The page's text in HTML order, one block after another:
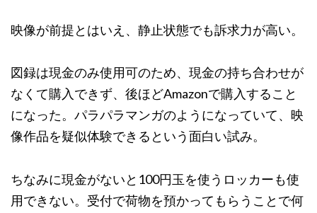
映像が前提とはいえ、静止状態でも訴求力が高い。
図録は現金のみ使用可のため、現金の持ち合わせが
なくて購入できず、後ほどAmazonで購入すること
になった。パラパラマンガのようになっていて、映
像作品を疑似体験できるという面白い試み。
ちなみに現金がないと100円玉を使うロッカーも使
用できない。受付で荷物を預かってもらうことで何